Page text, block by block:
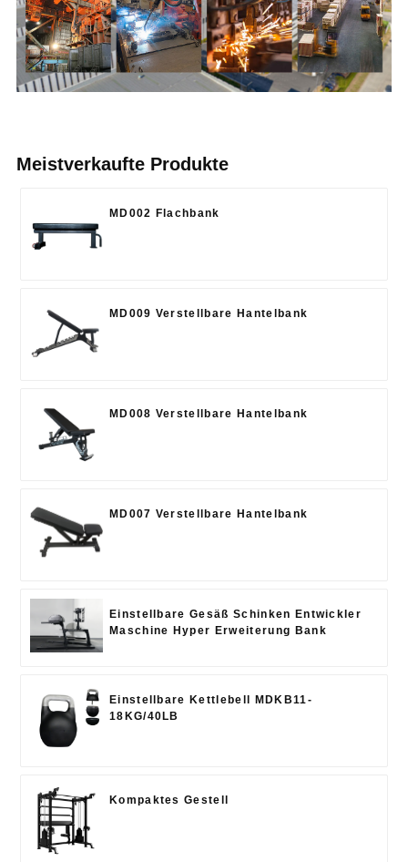
Meistverkaufte Produkte
MD002 Flachbank
MD009 Verstellbare Hantelbank
MD008 Verstellbare Hantelbank
MD007 Verstellbare Hantelbank
Einstellbare Gesäß Schinken Entwickler
Maschine Hyper Erweiterung Bank
Einstellbare Kettlebell MDKB11-
18KG/40LB
Kompaktes Gestell